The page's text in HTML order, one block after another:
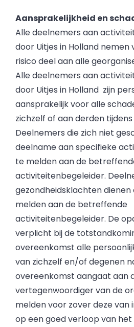
Aansprakelijkheid en
Alle deelnemers aan
door Uitjes in Holland nemen
risico deel aan alle
Alle deelnemers aan
door Uitjes in Holland zijn
aansprakelijk voor alle
zichzelf of aan derden
Deelnemers die zich niet
deelname aan specifieke
te melden aan de
activiteitenbegeleider.
gezondheidsklachten
melden aan de betreffende
activiteitenbegeleider. De
verplicht bij de
overeenkomst alle
van zichzelf en/of degenen
overeenkomst aangaat aan
vertegenwoordiger van de
melden voor zover deze van
op een goed verloop van